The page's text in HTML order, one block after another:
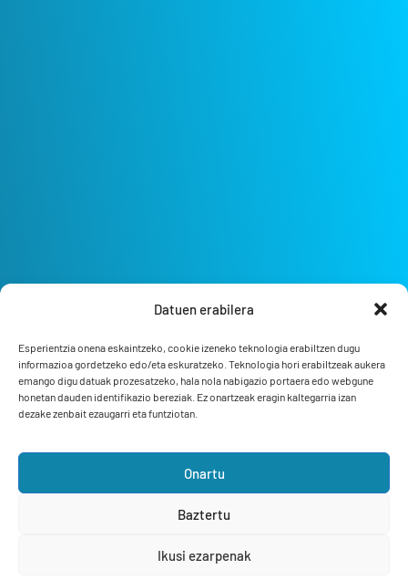
Datuen erabilera
Esperientzia onena eskaintzeko, cookie izeneko teknologia erabiltzen dugu
informazioa gordetzeko edo/eta eskuratzeko. Teknologia hori erabiltzeak aukera
emango digu datuak prozesatzeko, hala nola nabigazio portaera edo webgune
honetan dauden identifikazio bereziak. Ez onartzeak eragin kaltegarria izan
dezake zenbait ezaugarri eta funtziotan.
Onartu
Baztertu
Ikusi ezarpenak
Bizi Bermeo
Siente el mar
Desarrollo webNormak